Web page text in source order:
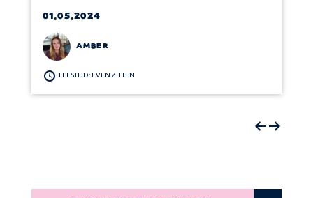
01.05.2024
AMBER
LEESTIJD: EVEN ZITTEN